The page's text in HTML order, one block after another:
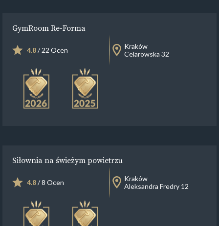
GymRoom Re-Forma
4.8/ 22 Ocen
Kraków
Celarowska 32
Siłownia na świeżym powietrzu
4.8/ 8 Ocen
Kraków
Aleksandra Fredry 12